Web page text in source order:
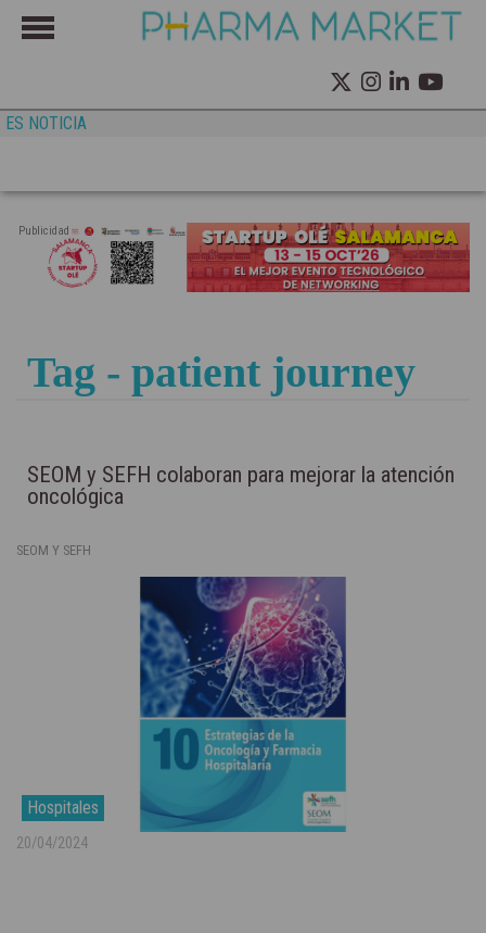
ES NOTICIA
Publicidad
Tag - patient journey
SEOM y SEFH colaboran para mejorar la atención
oncológica
SEOM Y SEFH
Hospitales
20/04/2024